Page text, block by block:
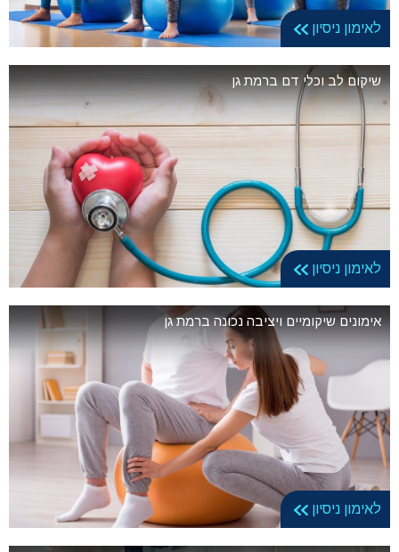
לאימון ניסיון
שיקום לב וכלי דם ברמת גן
לאימון ניסיון
אימונים שיקומיים ויציבה נכונה ברמת גן
לאימון ניסיון